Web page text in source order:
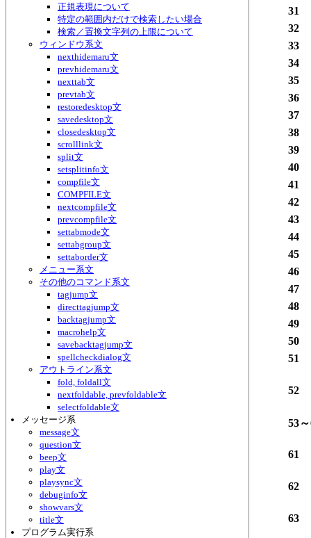
正規表現について
特定の範囲内だけで検索したい場合
検索／置換文字列の上限について
ウィンドウ系文
nexthidemaru文
prevhidemaru文
nexttab文
prevtab文
restoredesktop文
savedesktop文
closedesktop文
scrolllink文
split文
setsplitinfo文
compfile文
COMPFILE文
nextcompfile文
prevcompfile文
settabmode文
settabgroup文
settaborder文
メニュー系文
その他のコマンド系文
tagjump文
directtagjump文
backtagjump文
macrohelp文
savebacktagjump文
spellcheckdialog文
アウトライン系文
fold, foldall文
nextfoldable, prevfoldable文
selectfoldable文
メッセージ系
message文
question文
beep文
play文
playsync文
debuginfo文
showvars文
title文
プログラム実行系
31
32
33
34
35
36
37
38
39
40
41
42
43
44
45
46
47
48
49
50
51
52
53
61
62
63